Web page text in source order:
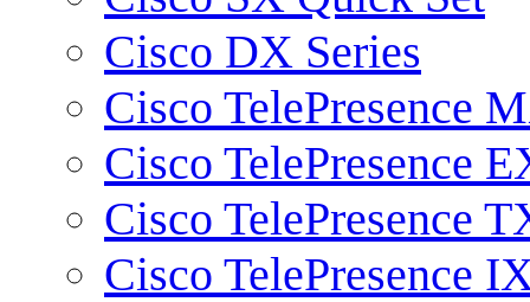
Cisco DX Series
Cisco TelePresence
Cisco TelePresence
Cisco TelePresence
Cisco TelePresence